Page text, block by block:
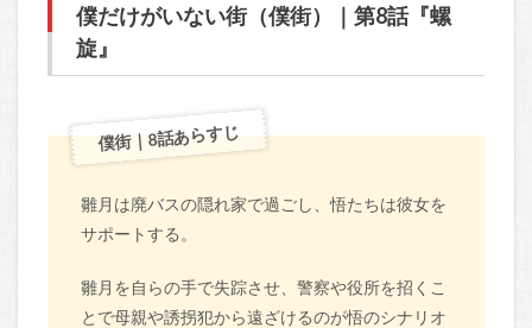
僕だけがいない街（僕街）｜第8話『螺
旋』
僕街｜8話あらすじ
雛月は廃バスの隠れ家で過ごし、悟たちは彼女を
サポートする。
雛月を自らの手で失踪させ、警察や役所を招くこ
とで母親や誘拐犯から遠ざけるのが悟のシナリオ